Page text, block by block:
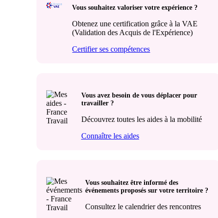
Vous souhaitez valoriser votre expérience ?
Obtenez une certification grâce à la VAE
(Validation des Acquis de l'Expérience)
Certifier ses compétences
Vous avez besoin de vous déplacer pour
travailler ?
Découvrez toutes les aides à la mobilité
Connaître les aides
Vous souhaitez être informé des
événements proposés sur votre territoire ?
Consultez le calendrier des rencontres